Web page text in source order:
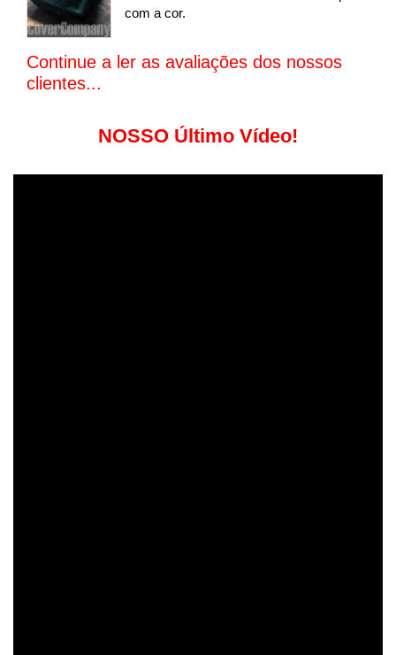
com a cor.
Continue a ler as avaliações dos nossos
clientes...
NOSSO Último Vídeo!